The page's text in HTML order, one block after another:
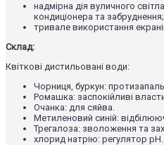
надмірна дія вуличного
кондиціонера та забруднення;
тривале використання
Склад:
Квіткові дистильовані води:
Чорниця, буркун:
Ромашка: заспокійливі
Очанка: для сяйва.
Метиленовий синій:
Трегалоза: зволоження та
хлорид натрію: регулятор pH.